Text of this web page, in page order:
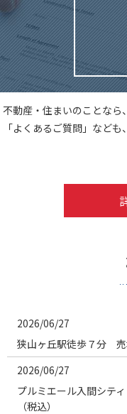
不動産・住まいのことなら
「よくあるご質問」など
2026/06/27
狭山ヶ丘駅徒歩７分
2026/06/27
プルミエール入間シテ
（税込）